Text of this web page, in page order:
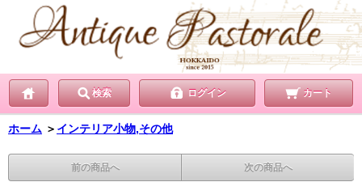
検索 ログイン カート
ホーム ＞ インテリア小物,その他
前の商品へ 次の商品へ